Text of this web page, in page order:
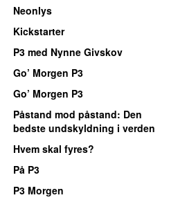
Neonlys
Kickstarter
P3 med Nynne Givskov
Go’ Morgen P3
Go’ Morgen P3
Påstand mod påstand: Den
bedste undskyldning i verden
Hvem skal fyres?
På P3
P3 Morgen